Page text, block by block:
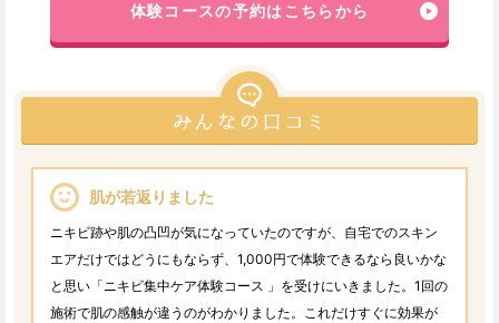
体験コースの予約はこちらから
肌が若返りました
ニキビ跡や肌の凸凹が気になっていたのですが、自宅でのスキン
エアだけではどうにもならず、1,000円で体験できるなら良いかな
と思い「ニキビ集中ケア体験コース 」を受けにいきました。1回の
施術で肌の感触が違うのがわかりました。これだけすぐに効果が